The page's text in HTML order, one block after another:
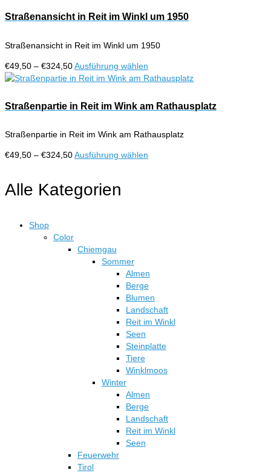
Produktseite
werden
€324,50
mehrere
Varianten
Die
können
auf
Produktseite
werden
Straßenansicht in Reit im Winkl um 1950
Straßenansicht in Reit im Winkl um 1950
€49,50 – €324,50Preisspanne:
€49,50
€324,50
Ausführung wählen
Produkt
mehrere
Varianten
Die
können
Straßenpartie in Reit im Wink am Rathausplatz
Straßenpartie in Reit im Wink am Rathausplatz
€49,50 – €324,50Preisspanne:
€324,50
Ausführung wählen
der
Produktseite
gewählt
werden
Alle Kategorien
Shop
Color
Chiemgau
Sommer
Almen
Berge
Blumen
Landschaft
Reit im Winkl
Seen
Steinplatte
Tiere
Winklmoos
Winter
Almen
Berge
Landschaft
Reit im Winkl
Seen
Feuerwehr
Tirol